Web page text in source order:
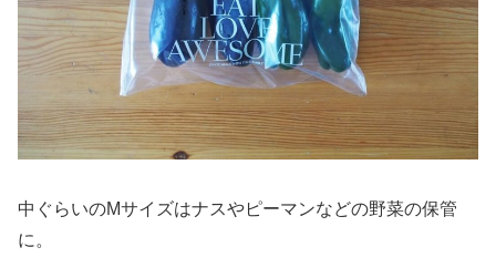
中ぐらいのMサイズはナスやピーマンなどの野菜の保管
に。